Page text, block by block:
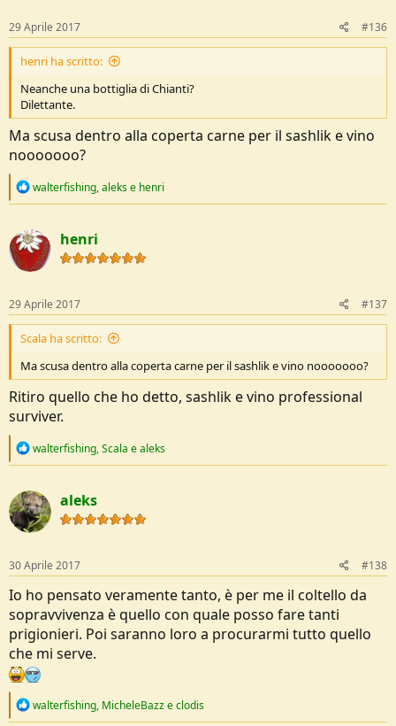
29 Aprile 2017 #136
henri ha scritto:
Neanche una bottiglia di Chianti?
Dilettante.
Ma scusa dentro alla coperta carne per il sashlik e vino
nooooooo?
R
c
t
i
o
s
:
walterfishing,alekse henri
henri
29 Aprile 2017 #137
Scala ha scritto:
Ma scusa dentro alla coperta carne per il sashlik e vino nooooooo?
Ritiro quello che ho detto, sashlik e vino professional
surviver.
R
c
t
i
o
s
:
walterfishing,Scala ealeks
aleks
30 Aprile 2017 #138
Io ho pensato veramente tanto, è per me il coltello da
sopravvivenza è quello con quale posso fare tanti
prigionieri. Poi saranno loro a procurarmi tutto quello
che mi serve.
R
walterfishing, MicheleBazzeclodis